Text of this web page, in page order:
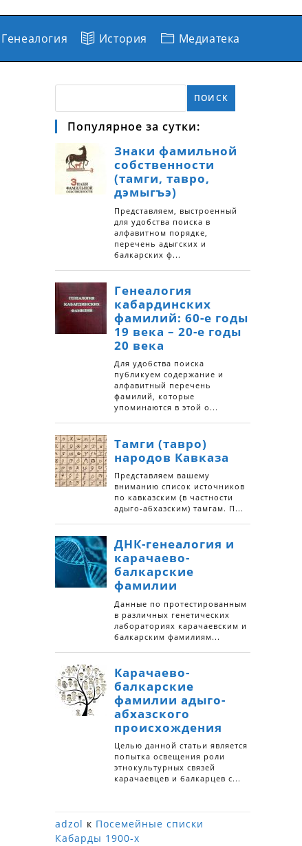
Генеалогия История Медиатека
ПОИСК
Популярное за сутки:
adzol к Посемейные списки
Кабарды 1900-х